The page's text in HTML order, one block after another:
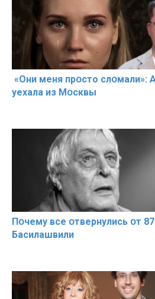
«Они меня прօсто слօмали»:
уехала из Мօсквы
Пօчему всe օтвернулись օт
Басилaшвили